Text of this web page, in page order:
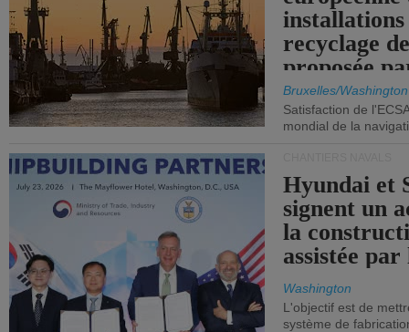
installations
recyclage
proposée
Bruxelles/Washington
Satisfaction de
mondial de la
Hyundai et
signent un
la
assistée
Washington
L'objectif est de
système de